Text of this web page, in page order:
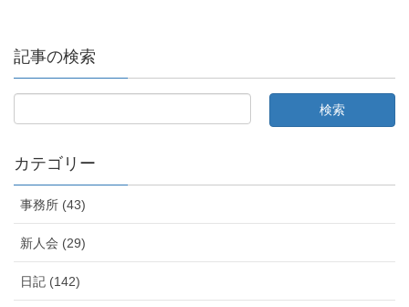
記事の検索
カテゴリー
事務所 (43)
新人会 (29)
日記 (142)